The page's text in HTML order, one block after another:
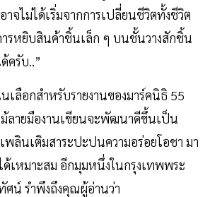
จไม่ได้เริ่มจากการเปลี่ยนชีวิตทั้งชีวิต
ารหยิบสินค้าชิ้นเล็ก ๆ บนชั้นวางสักชิ้น
ครับ..”
เลือกสำหรับรายงานของมาร์คนิธิ 55
ลายมืองานเขียนจะพัฒนาดีขึ้นเป็น
ลินเติมสาระปะปนความอร่อยโอชา มา
เหมาะสม อีกมุมหนึ่งในกรุงเทพพระ
ศน์ รำพึงถึงคุณผู้อ่านว่า